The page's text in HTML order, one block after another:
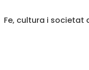
Fe, cultura i societat